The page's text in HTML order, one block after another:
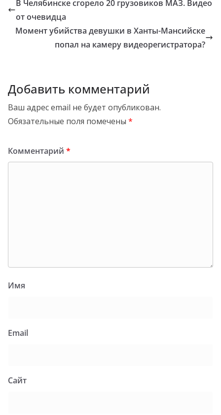
В Челябинске сгорело 20 грузовиков МАЗ. Видео
от очевидца
Момент убийства девушки в Ханты-Мансийске
попал на камеру видеорегистратора?
Добавить комментарий
Ваш адрес email не будет опубликован.
Обязательные поля помечены *
Комментарий *
Имя
Email
Сайт